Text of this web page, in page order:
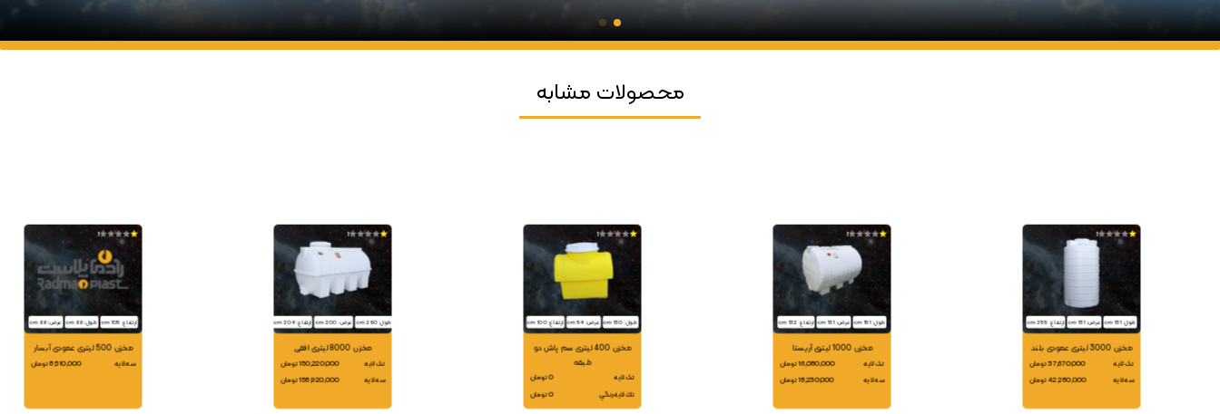
محصولات مشابه
1
طول: 131 cm عرض: 131 cm ارتفاع: 255 cm
مخزن 3000 لیتری عمودی بلند
تک لایه
37,670,000 تومان
سه لایه
42,280,000 تومان
1
طول: 151 cm عرض: 131 cm ارتفاع: 132 cm
مخزن 1000 لیتری آریستا
تک لایه
16,080,000 تومان
سه لایه
18,230,000 تومان
1
طول: 130 cm عرض: 54 cm ارتفاع: 100 cm
مخزن 400 لیتری سم پاش دو
طبقه
تک لایه
0 تومان
تك لايه رنگي
0 تومان
1
طول: 290 cm عرض: 200 cm ارتفاع: 204 cm
مخزن 8000 لیتری افقی
تک لایه
150,220,000 تومان
سه لایه
158,920,000 تومان
1
ارتفاع: 105 cm طول: 88 cm عرض: 88 cm
مخزن 500 لیتری عمودی آبسار
سه لایه 8,510,000 تومان